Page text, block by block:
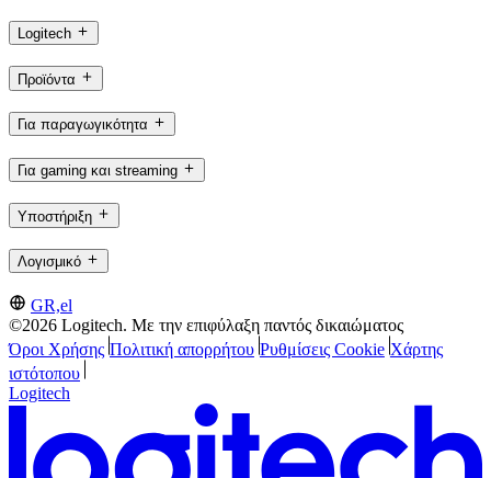
Logitech
Προϊόντα
Για παραγωγικότητα
Για gaming και streaming
Υποστήριξη
Λογισμικό
GR,el
©2026 Logitech. Με την επιφύλαξη παντός δικαιώματος
Όροι Χρήσης Πολιτική απορρήτου Ρυθμίσεις Cookie Χάρτης
ιστότοπου
Logitech